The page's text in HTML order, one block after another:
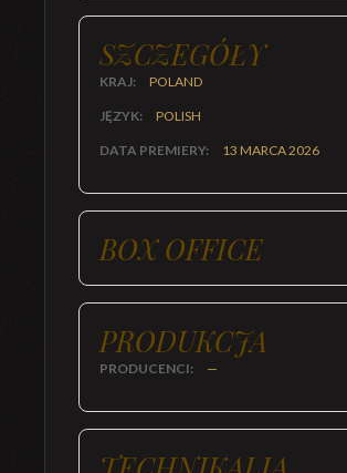
SZCZEGÓŁY
KRAJ: POLAND
JĘZYK: POLISH
DATA PREMIERY: 13 MARCA 2026
BOX OFFICE
PRODUKCJA
PRODUCENCI: —